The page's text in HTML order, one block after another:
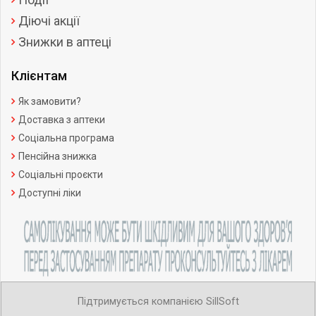
Діючі акції
Знижки в аптеці
Клієнтам
Як замовити?
Доставка з аптеки
Соціальна програма
Пенсійна знижка
Соціальні проєкти
Доступні ліки
Підтримується компанією SillSoft